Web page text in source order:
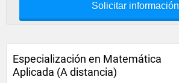
Solicitar información
Especialización en Matemática
Aplicada (A distancia)